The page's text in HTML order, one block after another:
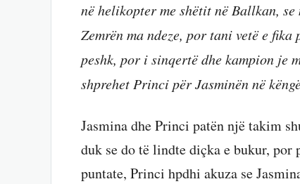
në helikopter me shëtit në Ballkan,
Zemrën ma ndeze, por tani vetë e
peshk, por i sinqertë dhe kampion je
shprehet Princi për Jasminën në
Jasmina dhe Princi patën një takim
duk se do të lindte diçka e bukur,
puntate, Princi hpdhi akuza se